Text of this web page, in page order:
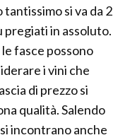
si va da 2
pregiati in assoluto.
fasce possono
i vini che
di prezzo si
qualità. Salendo
incontrano anche